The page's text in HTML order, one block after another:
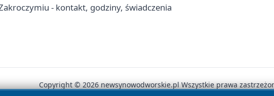
- kontakt, godziny, świadczenia
Copyright © 2026 newsynowodworskie.pl Wszystkie prawa